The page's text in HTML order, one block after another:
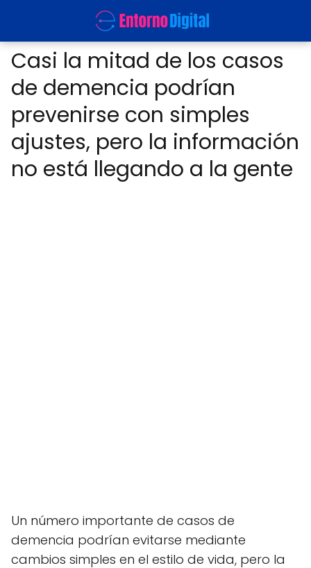
Casi la mitad de los casos
de demencia podrían
prevenirse con simples
ajustes, pero la información
no está llegando a la gente
Un número importante de casos de
demencia podrían evitarse mediante
cambios simples en el estilo de vida, pero la